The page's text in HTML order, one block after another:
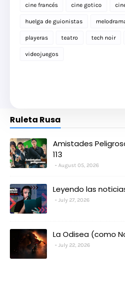
cine francés cine gotico
huelga de guionistas
playeras teatro tech noir
videojuegos
Ruleta Rusa
Amistades
113
August 05, 2026
Leyendo las
July 27, 2026
La Odisea (como
July 22, 2026